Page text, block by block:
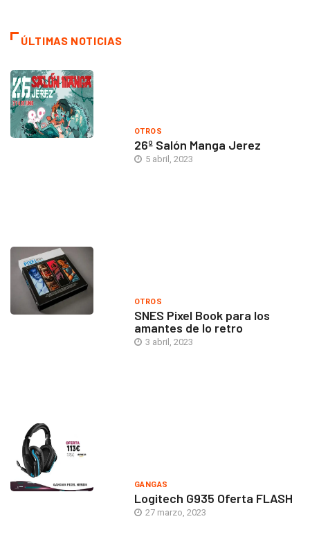
ÚLTIMAS NOTICIAS
OTROS
26º Salón Manga Jerez
5 abril, 2023
OTROS
SNES Pixel Book para los
amantes de lo retro
3 abril, 2023
GANGAS
Logitech G935 Oferta FLASH
27 marzo, 2023